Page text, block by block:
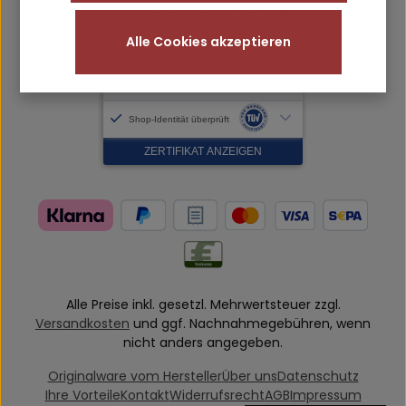
Alle Preise inkl. gesetzl. Mehrwertsteuer zzgl.
Versandkosten und ggf. Nachnahmegebühren, wenn
nicht anders angegeben.
Originalware vom HerstellerÜber unsDatenschutz
Ihre VorteileKontaktWiderrufsrechtAGBImpressum
Alle Cookies akzeptieren